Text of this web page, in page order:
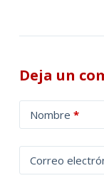
Deja un
Nombre *
Correo
l
t